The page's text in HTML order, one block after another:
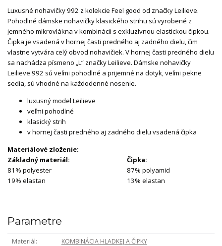
Luxusné nohavičky 992 z kolekcie Feel good od značky Leilieve.
Pohodlné dámske nohavičky klasického strihu sú vyrobené z
jemného mikrovlákna v kombinácii s exkluzívnou elastickou čipkou.
Čipka je vsadená v hornej časti predného aj zadného dielu, čim
vlastne vytvára celý obvod nohavičiek. V hornej časti predného dielu
sa nachádza písmeno „L“ značky Leilieve. Dámske nohavičky
Leilieve 992 sú veľmi pohodlné a prijemné na dotyk, veľmi pekne
sedia, sú vhodné na každodenné nosenie.
luxusný model Leilieve
veľmi pohodlné
klasický strih
v hornej časti predného aj zadného dielu vsadená čipka
Materiálové zloženie:
Základný materiál:
Čipka:
81% polyester
19% elastan
87% polyamid
13% elastan
Parametre
Materiál KOMBINÁCIA HLADKEJ A ČIPKY